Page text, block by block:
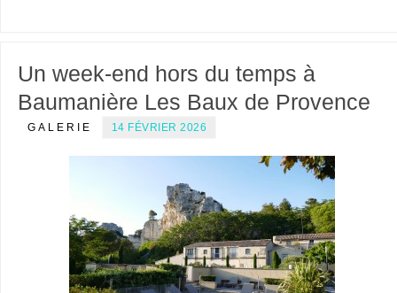
Un week-end hors du temps à
Baumanière Les Baux de Provence
GALERIE 14 FÉVRIER 2026